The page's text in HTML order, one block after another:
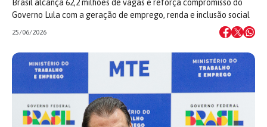
Brasil alcança 62,2 milhões de vagas e reforça compromisso do
Governo Lula com a geração de emprego, renda e inclusão social
25/06/2026